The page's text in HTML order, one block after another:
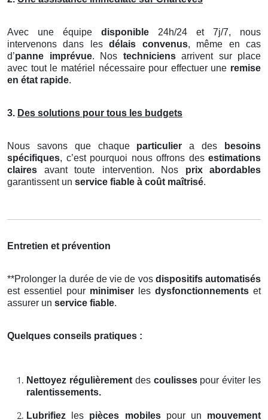
Avec une équipe disponible 24h/24 et 7j/7, nous
intervenons dans lesdélais convenus, même en cas
d’panne imprévue. Nos techniciensarrivent sur place
avec tout le matériel nécessaire pour effectuer une remise
en état rapide.
3. Des solutions pour tous les budgets
Nous savons que chaque particulier a des
besoins
spécifiques, c’est pourquoi nous offrons des estimations
claires avant toute intervention. Nos prix abordables
garantissent un service fiable à coût maîtrisé.
Entretien et prévention
**Prolonger la durée de vie de vos dispositifs automatisés
est essentiel pour minimiser les dysfonctionnements et
assurer un service fiable.
Quelques conseils pratiques :
Nettoyez régulièrementdes coulissespour éviter les
ralentissements.
Lubrifiez les pièces mobilespour un mouvement